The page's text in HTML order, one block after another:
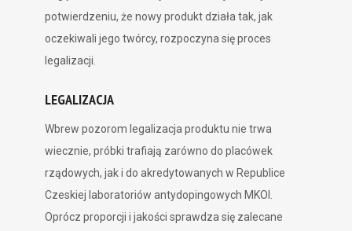
potwierdzeniu, że nowy produkt działa tak, jak
oczekiwali jego twórcy, rozpoczyna się proces
legalizacji.
LEGALIZACJA
Wbrew pozorom legalizacja produktu nie trwa
wiecznie, próbki trafiają zarówno do placówek
rządowych, jak i do akredytowanych w Republice
Czeskiej laboratoriów antydopingowych MKOl.
Oprócz proporcji i jakości sprawdza się zalecane